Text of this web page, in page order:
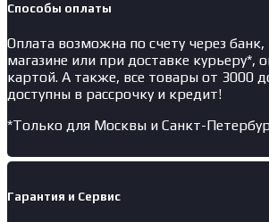
Способы оплаты
Оплата возможна по счету через
магазине или при доставке курьеру*,
картой. А также, все товары от 3000
доступны в рассрочку и кредит!
*Только для Москвы и Санкт-
Гарантия и Сервис